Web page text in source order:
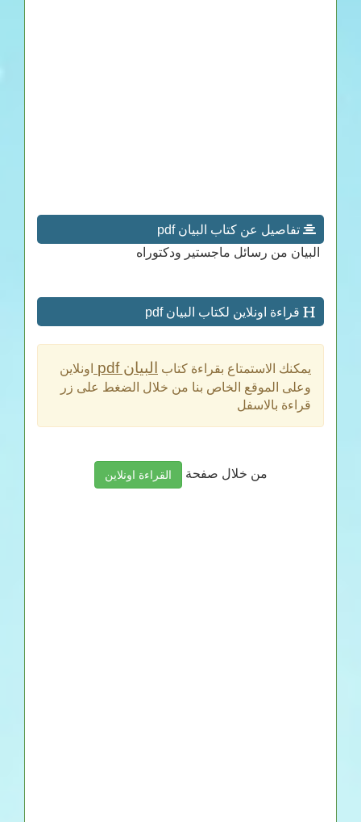
تفاصيل عن كتاب البيان pdf
البيان من رسائل ماجستير ودكتوراه
قراءة اونلاين لكتاب البيان pdf
يمكنك الاستمتاع بقراءة كتاب البيان pdf
اونلاين
وعلى الموقع الخاص بنا من خلال الضغط على زر
قراءة بالاسفل
من خلال صفحة القراءة اونلاين